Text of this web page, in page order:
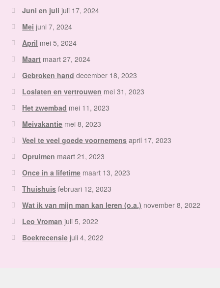
Juni en juli juli 17, 2024
Mei juni 7, 2024
April mei 5, 2024
Maart maart 27, 2024
Gebroken hand december 18, 2023
Loslaten en vertrouwen mei 31, 2023
Het zwembad mei 11, 2023
Meivakantie mei 8, 2023
Veel te veel goede voornemens april 17, 2023
Opruimen maart 21, 2023
Once in a lifetime maart 13, 2023
Thuishuis februari 12, 2023
Wat ik van mijn man kan leren (o.a.) november 8, 2022
Leo Vroman juli 5, 2022
Boekrecensie juli 4, 2022